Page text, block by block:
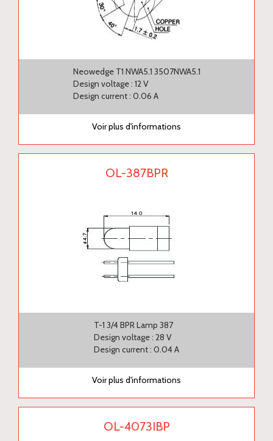
Neowedge T1 NWA5.1 3507NWA5.1
Design voltage : 12 V
Design current : 0.06 A
Voir plus d'informations
OL-387BPR
T-1 3/4 BPR Lamp 387
Design voltage : 28 V
Design current : 0.04 A
Voir plus d'informations
OL-4073IBP